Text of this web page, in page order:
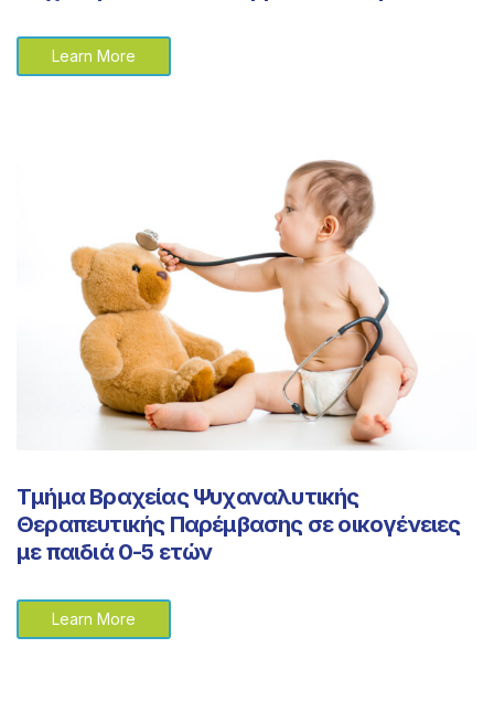
Learn More
Τμήμα Βραχείας Ψυχαναλυτικής
Θεραπευτικής Παρέμβασης σε οικογένειες
με παιδιά 0-5 ετών
Learn More